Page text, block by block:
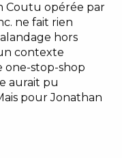
Coutu opérée par
ne fait rien
hors
contexte
one-stop-shop
aurait pu
pour Jonathan